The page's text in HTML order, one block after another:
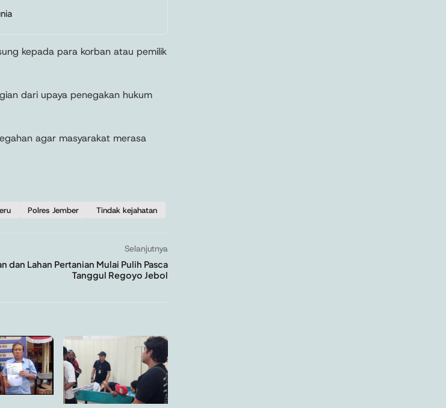
kepada para korban atau pemilik
dari upaya penegakan hukum
agar masyarakat merasa
Polres Jember Tindak kejahatan
Selanjutnya
dan Lahan Pertanian Mulai Pulih Pasca
Tanggul Regoyo Jebol